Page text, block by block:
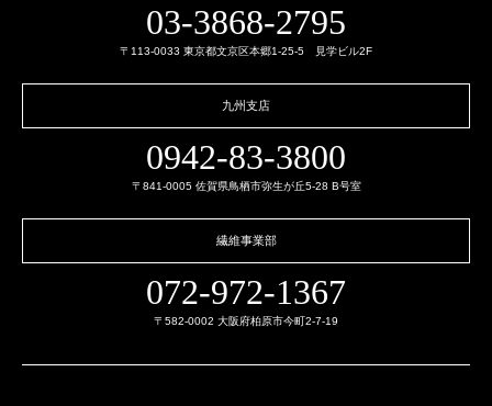
03-3868-2795
〒113-0033 東京都文京区本郷1-25-5 見学ビル2F
九州支店
0942-83-3800
〒841-0005 佐賀県鳥栖市弥生が丘5-28 B号室
繊維事業部
072-972-1367
〒582-0002 大阪府柏原市今町2-7-19